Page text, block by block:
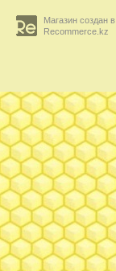
Магазин создан в
Recommerce.kz